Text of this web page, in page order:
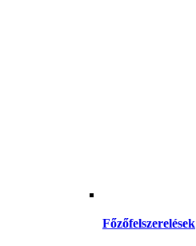
Főzőfelszerelések